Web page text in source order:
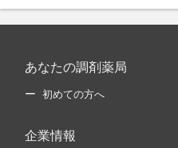
あなたの調剤薬局
初めての方へ
企業情報